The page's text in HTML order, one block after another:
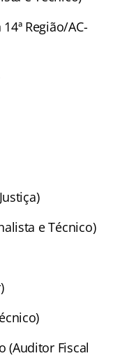
Região/AC-
e Técnico)
(Auditor Fiscal